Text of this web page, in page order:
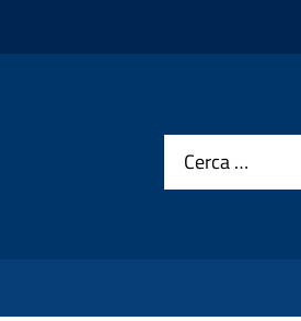
Cerca …